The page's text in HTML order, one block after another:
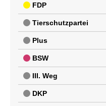
FDP
Tierschutzpartei
Plus
BSW
III. Weg
DKP